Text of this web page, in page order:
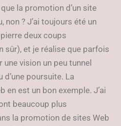
la promotion d’un site
non ? J’ai toujours été un
deux coups
sûr), et je réalise que parfois
vision un peu tunnel
d’une poursuite. La
en est un bon exemple. J’ai
beaucoup plus
la promotion de sites Web